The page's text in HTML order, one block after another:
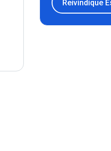
Reivindique